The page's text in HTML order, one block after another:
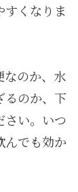
くなりま
なのか、水
るのか、下
さい。いつ
んでも効か